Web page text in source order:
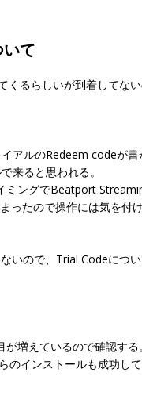
て
るらしいが到着してな
アルのRedeem codeが
来ると思われる。
ミングでBeatport
たので操作には気を付け
いので、Trial Codeにつ
増えているので確認する。
のインストールも成功し